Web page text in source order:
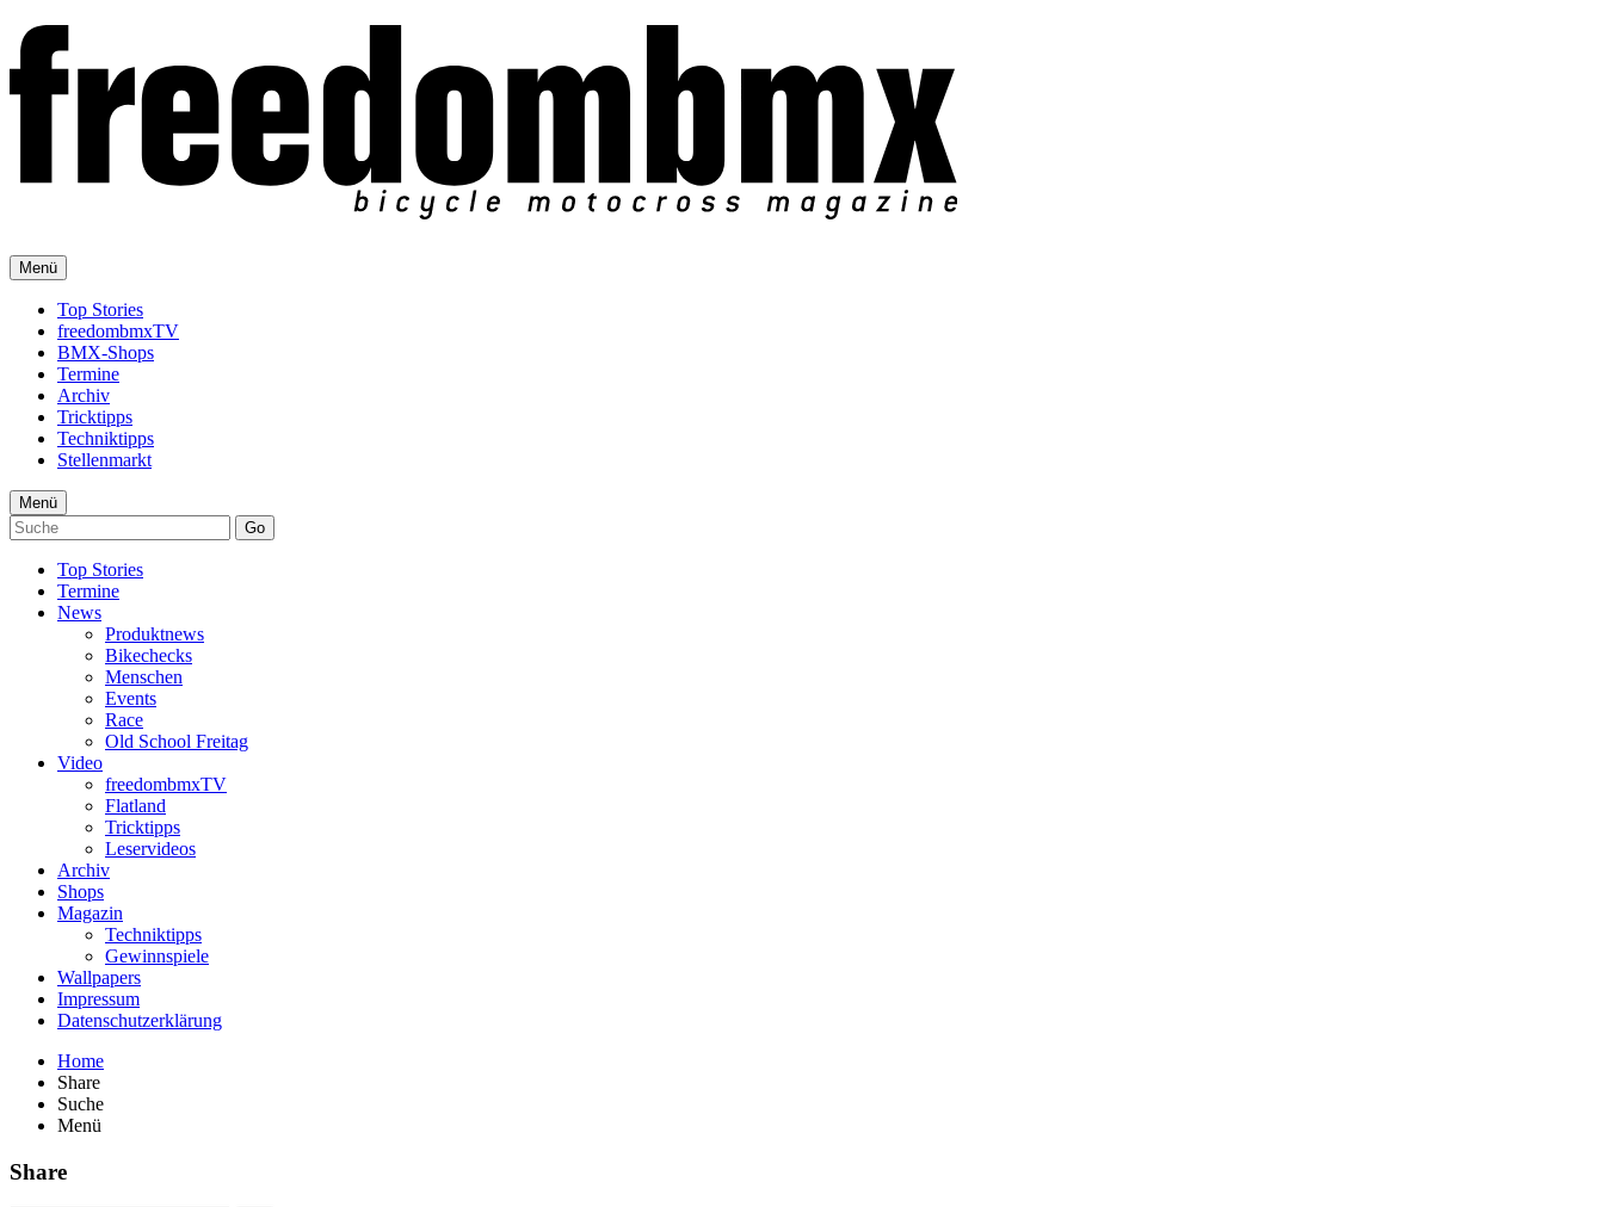
Menü
Top Stories
freedombmxTV
BMX-Shops
Termine
Archiv
Tricktipps
Techniktipps
Stellenmarkt
Menü
Go
Top Stories
Termine
News
Produktnews
Bikechecks
Menschen
Events
Race
Old School Freitag
Video
freedombmxTV
Flatland
Tricktipps
Leservideos
Archiv
Shops
Magazin
Techniktipps
Gewinnspiele
Wallpapers
Impressum
Datenschutzerklärung
Home
Share
Suche
Menü
Share